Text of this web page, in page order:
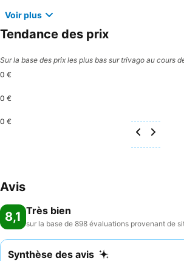
Voir plus
Tendance des prix
Sur la base des prix les plus bas sur trivago au cours
0 €
0 €
0 €
Avis
8,1 Très bien
sur la base de 898 évaluations provenant de
Synthèse des avis